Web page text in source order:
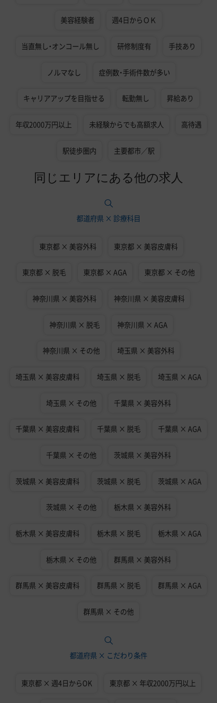
美容経験者 週4日からＯＫ
当直無し・オンコール無し 研修制度有 手技あり
ノルマなし 症例数・手術件数が多い
キャリアアップを目指せる 転勤無し 昇給あり
年収2000万円以上 未経験からでも高額求人 高待遇
駅徒歩圏内 主要都市／駅
同じエリアにある他の求人
都道府県 × 診療科目
東京都 × 美容外科 東京都 × 美容皮膚科
東京都 × 脱毛 東京都 × AGA 東京都 × その他
神奈川県 × 美容外科 神奈川県 × 美容皮膚科
神奈川県 × 脱毛 神奈川県 × AGA
神奈川県 × その他 埼玉県 × 美容外科
埼玉県 × 美容皮膚科 埼玉県 × 脱毛 埼玉県 × AGA
埼玉県 × その他 千葉県 × 美容外科
千葉県 × 美容皮膚科 千葉県 × 脱毛 千葉県 × AGA
千葉県 × その他 茨城県 × 美容外科
茨城県 × 美容皮膚科 茨城県 × 脱毛 茨城県 × AGA
茨城県 × その他 栃木県 × 美容外科
栃木県 × 美容皮膚科 栃木県 × 脱毛 栃木県 × AGA
栃木県 × その他 群馬県 × 美容外科
群馬県 × 美容皮膚科 群馬県 × 脱毛 群馬県 × AGA
群馬県 × その他
都道府県 × こだわり条件
東京都 × 週4日からOK 東京都 × 年収2000万円以上